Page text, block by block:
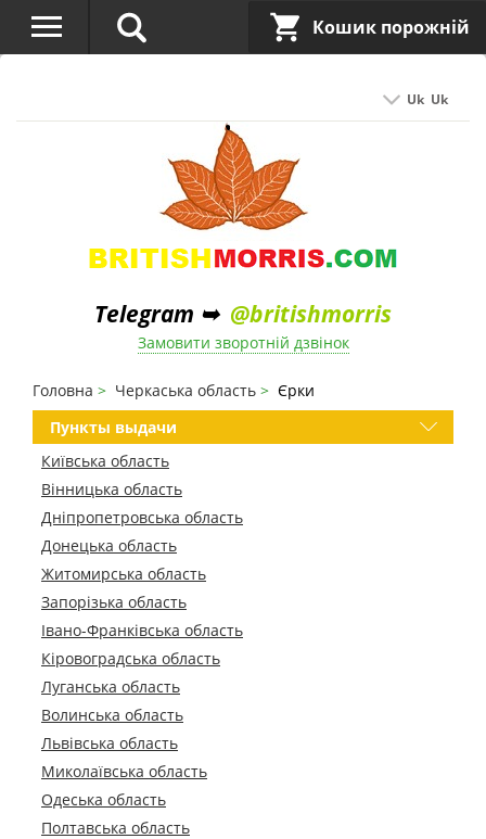
Uk Uk
Telegram ➥ @britishmorris
Замовити зворотній дзвінок
Кошик порожній
Головна Черкаська область
Єрки
Пункты выдачи
Київська область
Вінницька область
Дніпропетровська область
Донецька область
Житомирська область
Запорізька область
Івано-Франківська область
Кіровоградська область
Луганська область
Волинська область
Львівська область
Миколаївська область
Одеська область
Полтавська область